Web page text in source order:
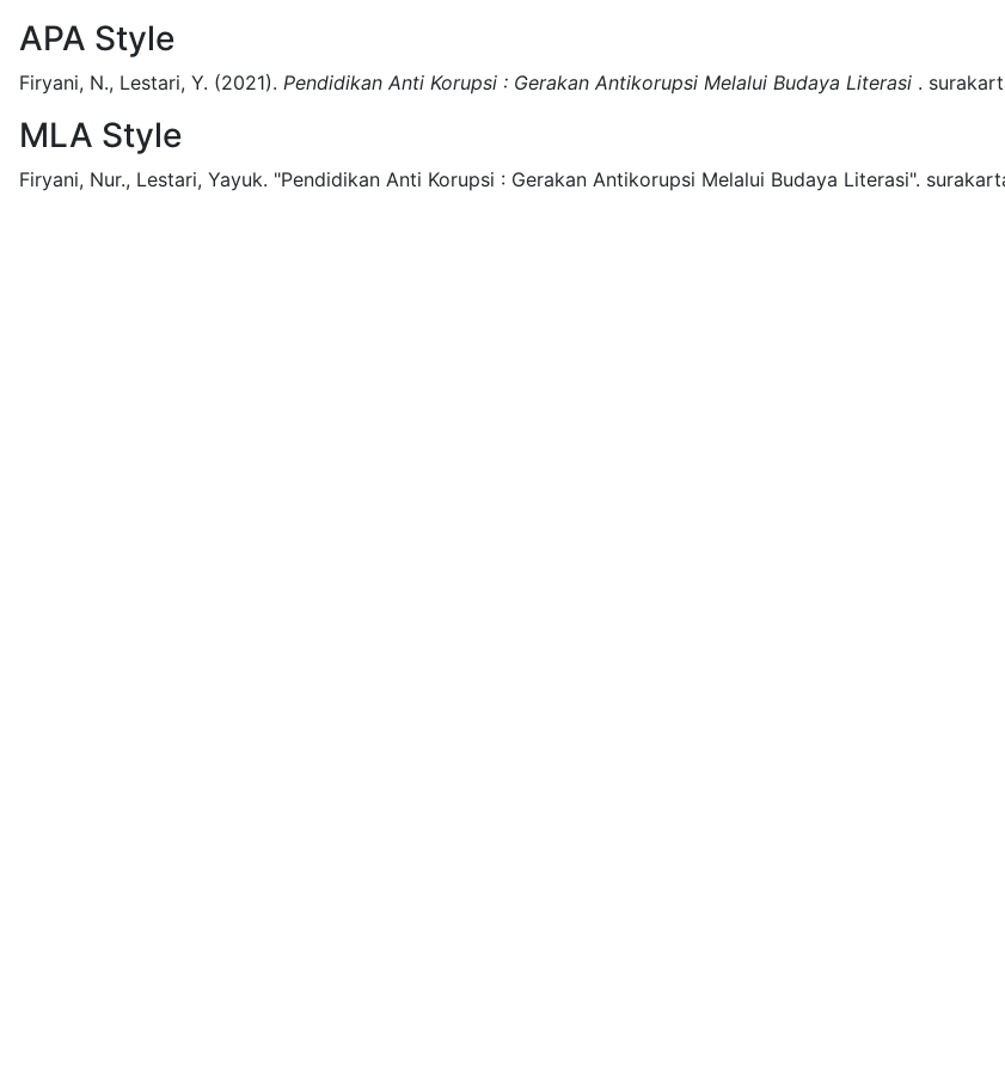
APA Style
Firyani, N., Lestari, Y. (2021). Pendidikan Anti Korupsi : Gerakan Antikorupsi Melalui Budaya Literasi .
MLA Style
Firyani, Nur., Lestari, Yayuk. "Pendidikan Anti Korupsi : Gerakan Antikorupsi Melalui Budaya Literasi".